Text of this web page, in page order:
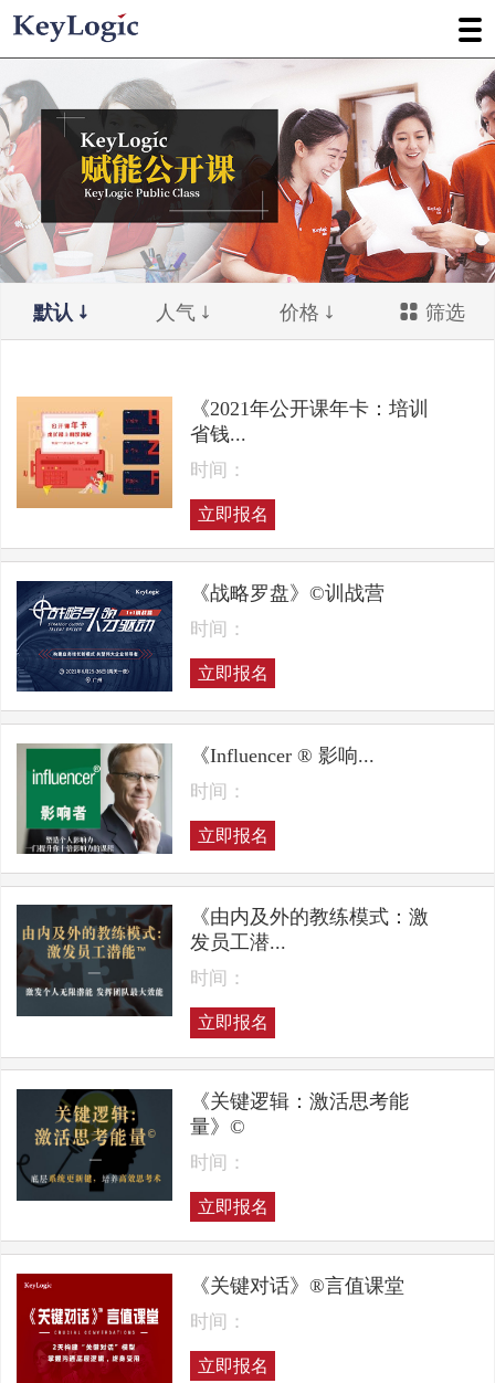
默认 人气 价格 筛选
《2021年公开课年卡：培训
省钱...
时间：
立即报名
《战略罗盘》©训战营
时间：
立即报名
《Influencer ® 影响...
时间：
立即报名
《由内及外的教练模式：激
发员工潜...
时间：
立即报名
《关键逻辑：激活思考能
量》©
时间：
立即报名
《关键对话》®言值课堂
时间：
立即报名